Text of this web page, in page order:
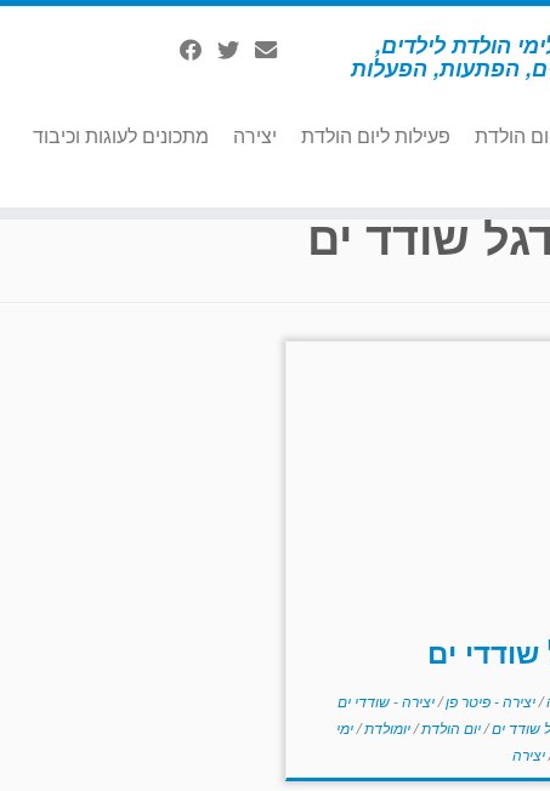
הולדת לילדים,
הפתעות, הפעלות
הולדת פעילות ליום הולדת יצירה
מתכונים לעוגות וכיבוד
שודד ים
ים
/יצירה - פיטר פן/יצירה - שודדי ים
שודד ים/יום הולדת/יומולדת/ימי
יצירה